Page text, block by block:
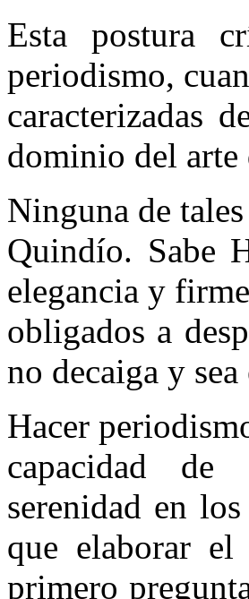
Esta postura
periodismo,
caracterizadas
dominio del arte
Ninguna de
Quindío. Sabe
elegancia y
obligados a
no decaiga y
Hacer
capacidad de
serenidad en
que elaborar
primero